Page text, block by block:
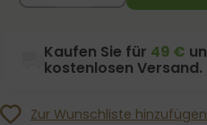
Kaufen Sie für 49 €
kostenlosen Versand.
Zur Wunschliste hinzufügen